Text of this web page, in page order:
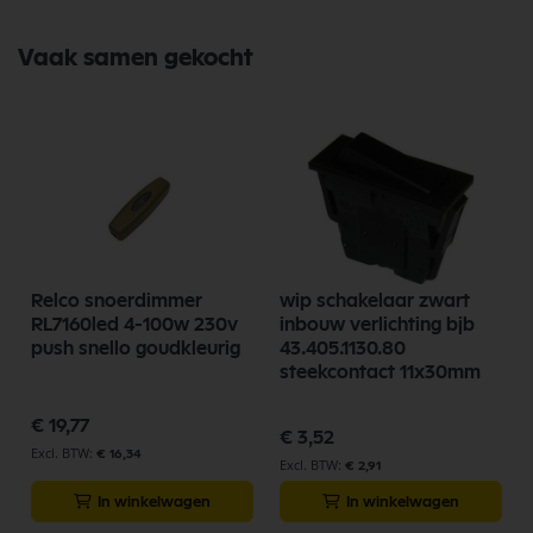
Vaak samen gekocht
Relco snoerdimmer
RL7160led 4-100w 230v
push snello goudkleurig
€ 19,77
€ 16,34
In winkelwagen
wip schakelaar zwart
inbouw verlichting bjb
43.405.1130.80
steekcontact 11x30mm
€ 3,52
€ 2,91
In winkelwagen